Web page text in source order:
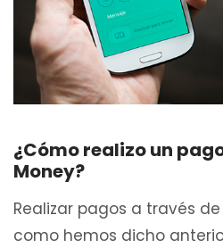
¿Cómo realizo un
Money?
Realizar pagos a través
como hemos dicho